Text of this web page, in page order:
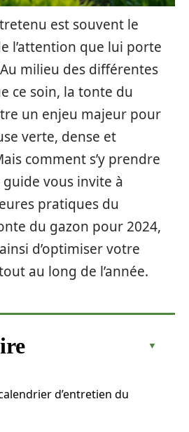
est souvent le
l’attention que lui porte
milieu des différentes
ce soin, la tonte du
un enjeu majeur pour
verte, dense et
comment s’y prendre
guide vous invite à
pratiques du
du gazon pour 2024,
d’optimiser votre
au long de l’année.
d’entretien du